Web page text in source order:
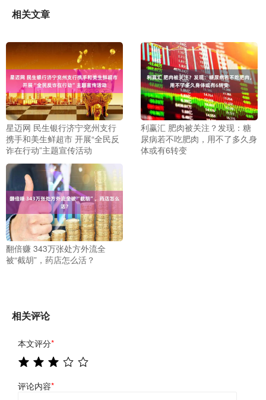
相关文章
星迈网 民生银行济宁兖州支行
携手和美生鲜超市 开展“全民反
诈在行动”主题宣传活动
利赢汇 肥肉被关注？发现：糖
尿病若不吃肥肉，用不了多久身
体或有6转变
翻倍赚 343万张处方外流全
被“截胡”，药店怎么活？
相关评论
本文评分*
评论内容*